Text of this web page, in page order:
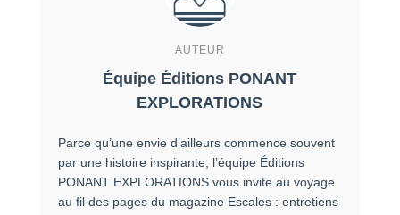
AUTEUR
Équipe Éditions PONANT
EXPLORATIONS
Parce qu’une envie d’ailleurs commence souvent
par une histoire inspirante, l’équipe Éditions
PONANT EXPLORATIONS vous invite au voyage
au fil des pages du magazine Escales : entretiens